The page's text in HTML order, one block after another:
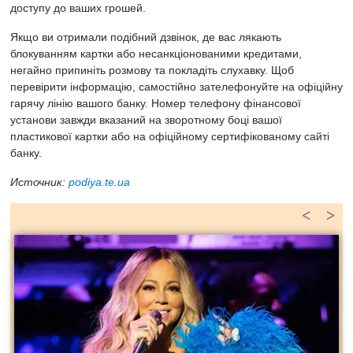
доступу до ваших грошей.
Якщо ви отримали подібний дзвінок, де вас лякають
блокуванням картки або несанкціонованими кредитами,
негайно припиніть розмову та покладіть слухавку. Щоб
перевірити інформацію, самостійно зателефонуйте на офіційну
гарячу лінію вашого банку. Номер телефону фінансової
установи завжди вказаний на зворотному боці вашої
пластикової картки або на офіційному сертифікованому сайті
банку.
Источник: podiya.te.ua
>
<